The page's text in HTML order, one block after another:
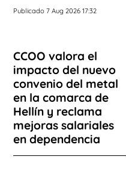
Publicado 7 Aug 2026 17:32
CCOO valora el
impacto del nuevo
convenio del metal
en la comarca de
Hellín y reclama
mejoras salariales
en dependencia